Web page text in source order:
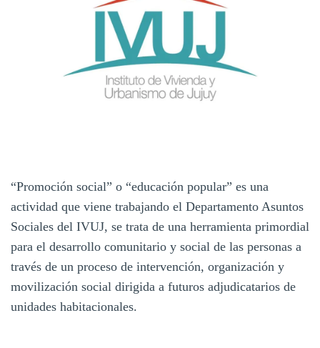
“Promoción social” o “educación popular” es una
actividad que viene trabajando el Departamento Asuntos
Sociales del IVUJ, se trata de una herramienta primordial
para el desarrollo comunitario y social de las personas a
través de un proceso de intervención, organización y
movilización social dirigida a futuros adjudicatarios de
unidades habitacionales.